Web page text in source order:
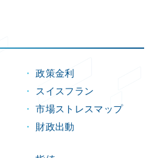
政策金利
スイスフラン
市場ストレスマップ
財政出動